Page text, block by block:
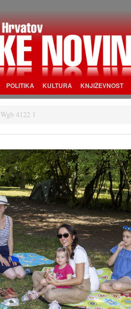
POLITIKA KULTURA KNJIŽEVNOST
Wgb 4122 1